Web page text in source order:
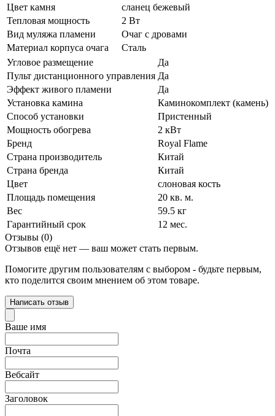
Цвет камня
сланец бежевый
Тепловая мощность
2 Вт
Вид муляжа пламени
Очаг с дровами
Материал корпуса очага
Сталь
Угловое размещение
Да
Пульт дистанционного управления Да
Эффект живого пламени
Да
Установка камина
Каминокомплект (камень)
Способ установки
Пристенный
Мощность обогрева
2 кВт
Бренд
Royal Flame
Страна производитель
Китай
Страна бренда
Китай
Цвет
слоновая кость
Площадь помещения
20 кв. м.
Вес
59.5 кг
Гарантийный срок
12 мес.
Отзывы (0)
Отзывов ещё нет — ваш может стать первым.
Помогите другим пользователям с выбором - будьте первым,
кто поделится своим мнением об этом товаре.
Написать отзыв
Ваше имя
Почта
Вебсайт
Заголовок